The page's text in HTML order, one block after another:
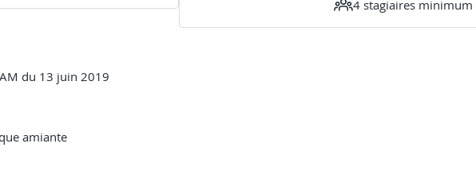
4 stagiaires minimum
du 13 juin 2019
amiante